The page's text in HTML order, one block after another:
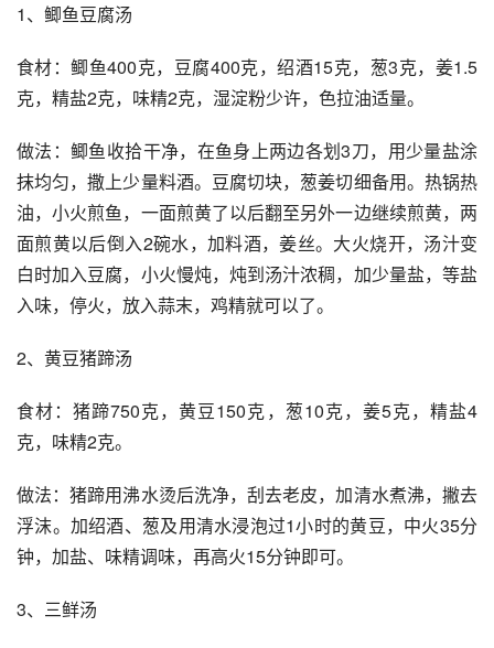
1、鲫鱼豆腐汤
食材：鲫鱼400克，豆腐400克，绍酒15克，葱3克，姜1.5
克，精盐2克，味精2克，湿淀粉少许，色拉油适量。
做法：鲫鱼收拾干净，在鱼身上两边各划3刀，用少量盐涂
抹均匀，撒上少量料酒。豆腐切块，葱姜切细备用。热锅热
油，小火煎鱼，一面煎黄了以后翻至另外一边继续煎黄，两
面煎黄以后倒入2碗水，加料酒，姜丝。大火烧开，汤汁变
白时加入豆腐，小火慢炖，炖到汤汁浓稠，加少量盐，等盐
入味，停火，放入蒜末，鸡精就可以了。
2、黄豆猪蹄汤
食材：猪蹄750克，黄豆150克，葱10克，姜5克，精盐4
克，味精2克。
做法：猪蹄用沸水烫后洗净，刮去老皮，加清水煮沸，撇去
浮沫。加绍酒、葱及用清水浸泡过1小时的黄豆，中火35分
钟，加盐、味精调味，再高火15分钟即可。
3、三鲜汤